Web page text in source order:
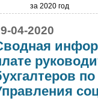
за 2020 год
04-2020